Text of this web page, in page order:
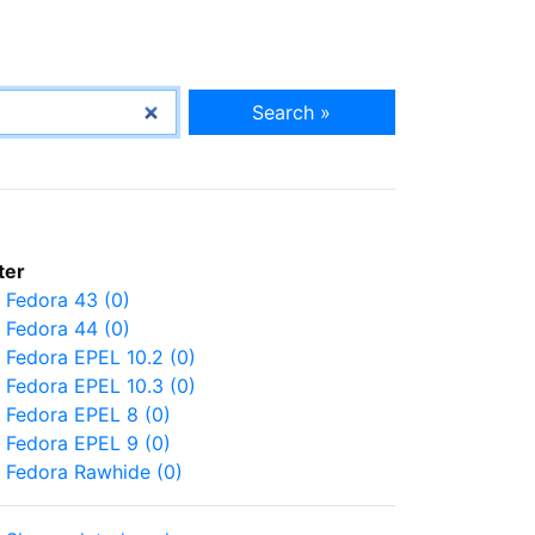
Search »
Fedora 43 (0)
Fedora 44 (0)
Fedora EPEL 10.2 (0)
Fedora EPEL 10.3 (0)
Fedora EPEL 8 (0)
Fedora EPEL 9 (0)
Fedora Rawhide (0)